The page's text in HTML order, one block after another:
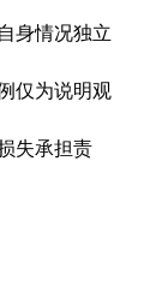
身情况独立
仅为说明观
失承担责